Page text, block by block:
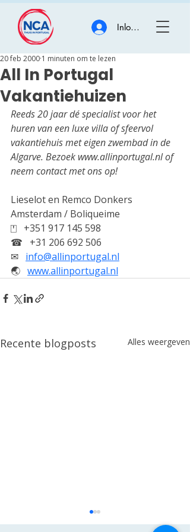
Inloggen
All In Portugal
Vakantiehuizen
20 feb 2000 1 minuten om te lezen
Reeds 20 jaar dé specialist voor het
huren van een luxe villa of sfeervol
vakantiehuis met eigen zwembad in de
Algarve. Bezoek www.allinportugal.nl of
neem contact met ons op!
Lieselot en Remco Donkers
Amsterdam / Boliqueime
⍞ +351 917 145 598
☎ +31 206 692 506
✉ info@allinportugal.nl
🌏︎ www.allinportugal.nl
Recente blogposts Alles weergeven